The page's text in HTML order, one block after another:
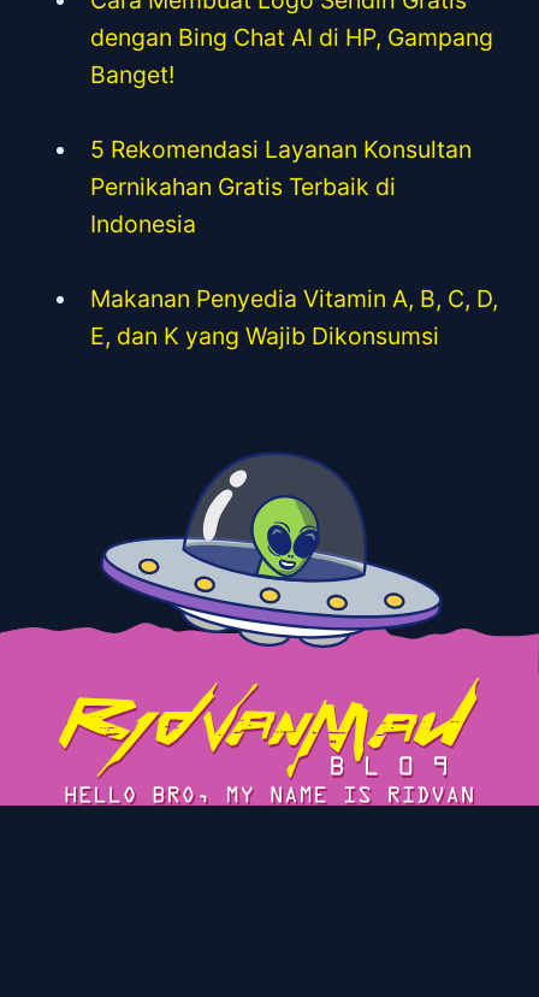
dengan Bing Chat AI di HP, Gampang
Banget!
5 Rekomendasi Layanan Konsultan
Pernikahan Gratis Terbaik di
Indonesia
Makanan Penyedia Vitamin A, B, C, D,
E, dan K yang Wajib Dikonsumsi